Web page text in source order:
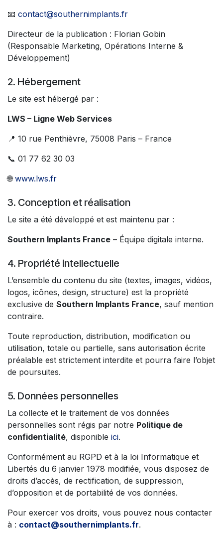
📧 contact@southernimplants.fr
Directeur de la publication : Florian Gobin
(Responsable Marketing, Opérations Interne &
Développement)
2. Hébergement
Le site est hébergé par :
LWS – Ligne Web Services
📍 10 rue Penthièvre, 75008 Paris – France
📞 01 77 62 30 03
🌐www.lws.fr
3. Conception et réalisation
Le site a été développé et est maintenu par :
Southern Implants France – Équipe digitale interne.
4. Propriété intellectuelle
L’ensemble du contenu du site (textes, images, vidéos,
logos, icônes, design, structure) est la propriété
exclusive de Southern Implants France, sauf mention
contraire.
Toute reproduction, distribution, modification ou
utilisation, totale ou partielle, sans autorisation écrite
préalable est strictement interdite et pourra faire l’objet
de poursuites.
5. Données personnelles
La collecte et le traitement de vos données
personnelles sont régis par notre Politique de
confidentialité, disponible ici.
Conformément au RGPD et à la loi Informatique et
Libertés du 6 janvier 1978 modifiée, vous disposez de
droits d’accès, de rectification, de suppression,
d’opposition et de portabilité de vos données.
Pour exercer vos droits, vous pouvez nous contacter
à : contact@southernimplants.fr.